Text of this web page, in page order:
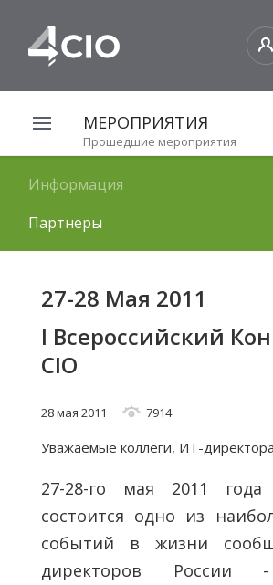
МЕРОПРИЯТИЯ
Прошедшие мероприятия
Информация
Партнеры
27-28 Мая 2011
I Всероссийский
CIO
28 мая 2011 7914
Уважаемые коллеги, ИТ-
27-28-го мая 2011
состоится одно из
событий в жизни
директоров